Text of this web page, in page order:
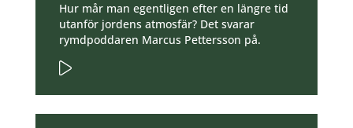
Hur mår man egentligen efter en längre tid
utanför jordens atmosfär? Det svarar
rymdpoddaren Marcus Pettersson på.